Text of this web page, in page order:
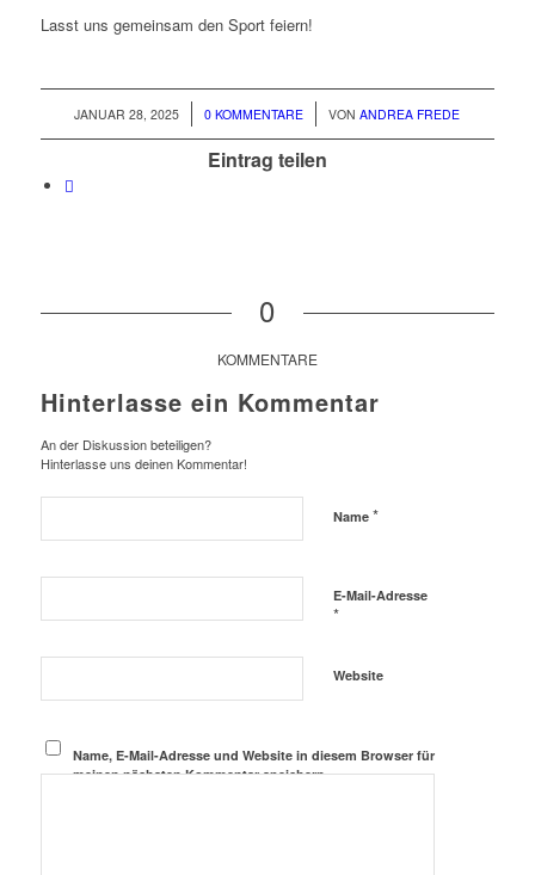
Lasst uns gemeinsam den Sport feiern!
JANUAR 28, 2025
/ 0 KOMMENTARE
/ VONANDREA FREDE
Eintrag teilen
0
KOMMENTARE
Hinterlasse ein Kommentar
An der Diskussion beteiligen?
Hinterlasse uns deinen Kommentar!
Name *
E-Mail-Adresse
*
Website
Name, E-Mail-Adresse und Website in diesem Browser für
meinen nächsten Kommentar speichern.